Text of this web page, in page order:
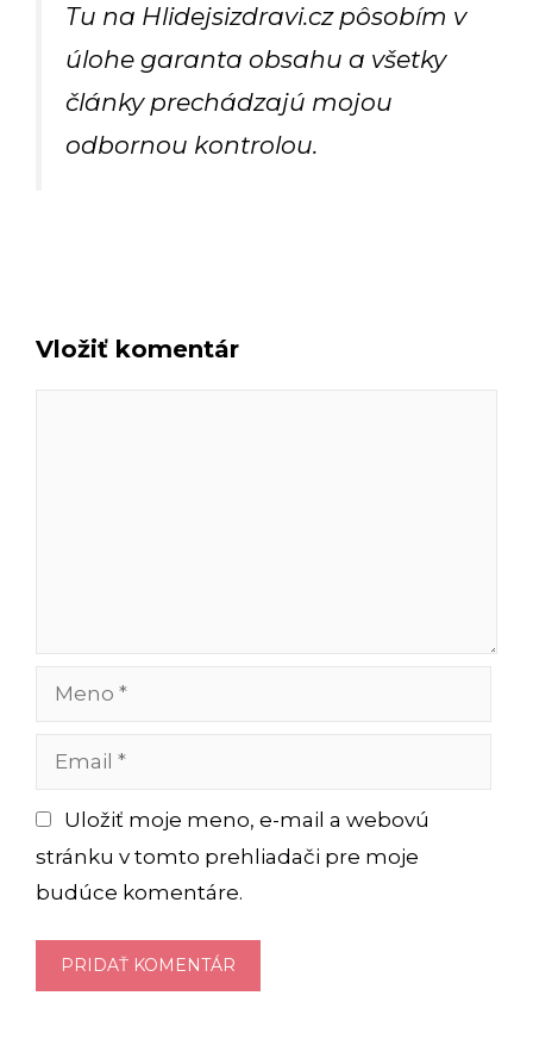
Tu na Hlidejsizdravi.cz pôsobím v
úlohe garanta obsahu a všetky
články prechádzajú mojou
odbornou kontrolou.
Vložiť komentár
Meno
Email
Uložiť moje meno, e-mail a webovú
stránku v tomto prehliadači pre moje
budúce komentáre.